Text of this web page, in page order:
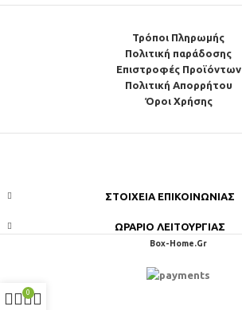
Τρόποι Πληρωμής
Πολιτική παράδοσης
Επιστροφές Προϊόντων
Πολιτική Απορρήτου
Όροι Χρήσης
ΣΤΟΙΧΕΊΑ ΕΠΙΚΟΙΝΩΝΊΑΣ
ΩΡΆΡΙΟ ΛΕΙΤΟΥΡΓΊΑΣ
Box-Home.Gr
0